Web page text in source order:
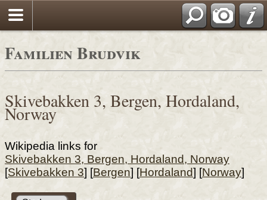
Familien Brudvik
Skivebakken 3, Bergen, Hordaland,
Norway
Wikipedia links for
Skivebakken 3, Bergen, Hordaland, Norway
[Skivebakken 3] [Bergen] [Hordaland] [Norway]